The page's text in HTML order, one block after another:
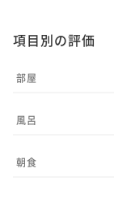
項目別の評価
部屋
風呂
朝食